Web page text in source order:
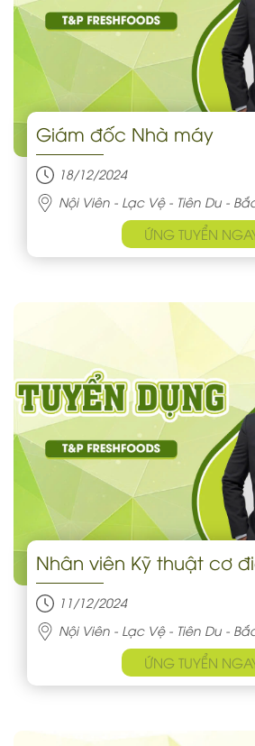
Giám đốc Nhà máy
18/12/2024
Nội Viên - Lạc Vệ - Tiên Du -
ỨNG TUYỂN
Nhân viên Kỹ thuật cơ
11/12/2024
Nội Viên - Lạc Vệ - Tiên Du -
ỨNG TUYỂN